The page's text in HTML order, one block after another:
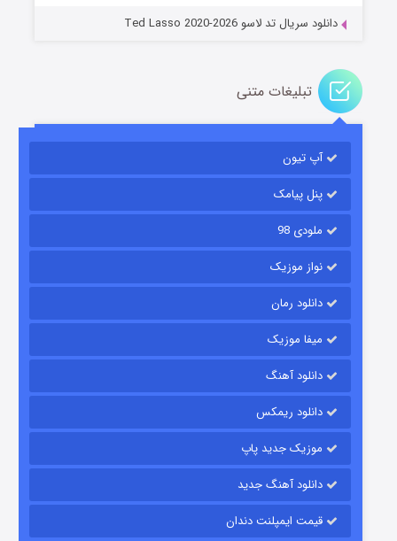
قسمت
دانلود سریال تد لاسو Ted Lasso 2020-2026
تبلیغات متنی
آپ تیون
پنل پیامک
ملودی 98
نواز موزیک
دانلود رمان
میفا موزیک
دانلود آهنگ
دانلود ریمکس
موزیک جدید پاپ
دانلود آهنگ جدید
قیمت ایمپلنت دندان